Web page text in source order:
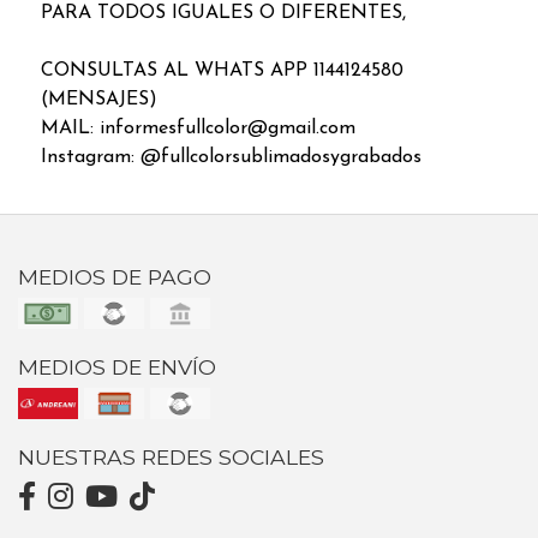
PARA TODOS IGUALES O DIFERENTES,
CONSULTAS AL WHATS APP 1144124580
(MENSAJES)
MAIL: informesfullcolor@gmail.com
Instagram: @fullcolorsublimadosygrabados
MEDIOS DE PAGO
MEDIOS DE ENVÍO
NUESTRAS REDES SOCIALES